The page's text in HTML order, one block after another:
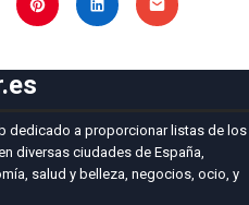
dedicado a proporcionar listas de los
diversas ciudades de España,
salud y belleza, negocios, ocio, y